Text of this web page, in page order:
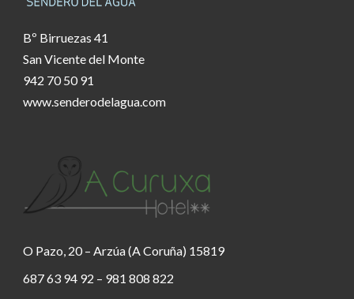
Bº Birruezas 41
San Vicente del Monte
942 70 50 91
www.senderodelagua.com
O Pazo, 20 – Arzúa (A Coruña) 15819
687 63 94 92 – 981 808 822